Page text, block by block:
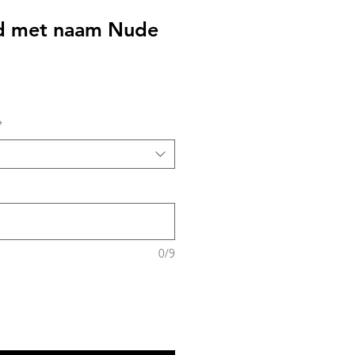
met naam Nude
0/9